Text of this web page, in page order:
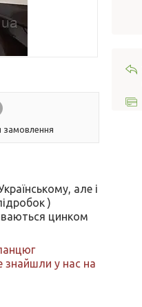
замовлення
але і
)
цинком
знайшли у нас на